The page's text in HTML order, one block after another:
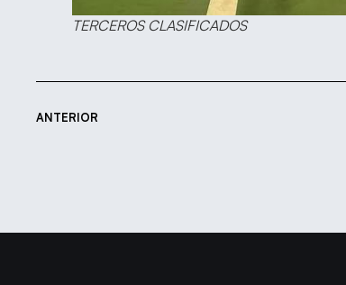
TERCEROS CLASIFICADOS
ANTERIOR